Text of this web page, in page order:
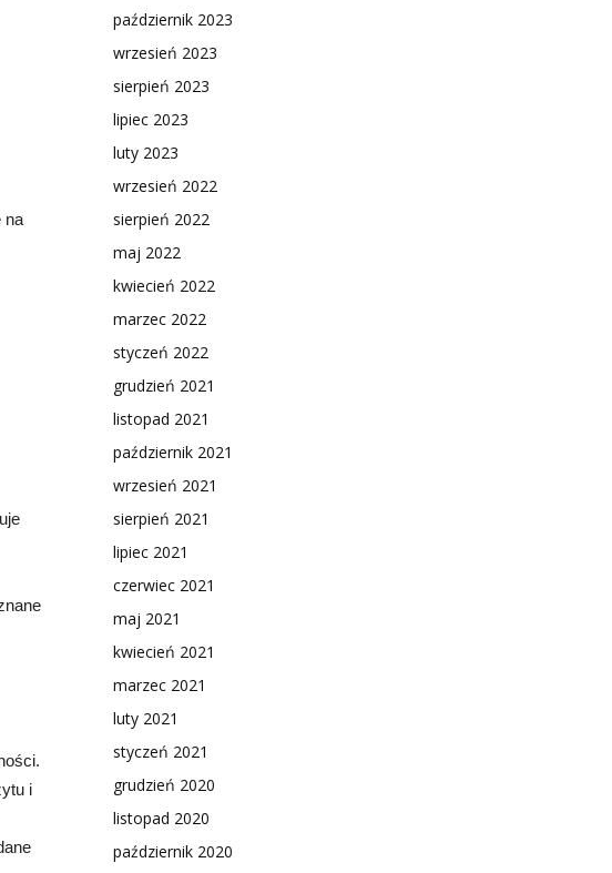
na
i
październik 2023
wrzesień 2023
sierpień 2023
lipiec 2023
luty 2023
wrzesień 2022
sierpień 2022
maj 2022
kwiecień 2022
marzec 2022
styczeń 2022
grudzień 2021
listopad 2021
październik 2021
wrzesień 2021
sierpień 2021
lipiec 2021
czerwiec 2021
maj 2021
kwiecień 2021
marzec 2021
luty 2021
styczeń 2021
grudzień 2020
listopad 2020
październik 2020